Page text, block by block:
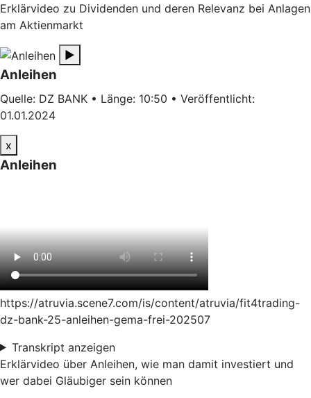
Erklärvideo zu Dividenden und deren Relevanz bei Anlagen
am Aktienmarkt
▶
Anleihen
Quelle: DZ BANK • Länge: 10:50 • Veröffentlicht:
01.01.2024
x
Anleihen
https://atruvia.scene7.com/is/content/atruvia/fit4trading-
dz-bank-25-anleihen-gema-frei-202507
Transkript anzeigen
Erklärvideo über Anleihen, wie man damit investiert und
wer dabei Gläubiger sein können